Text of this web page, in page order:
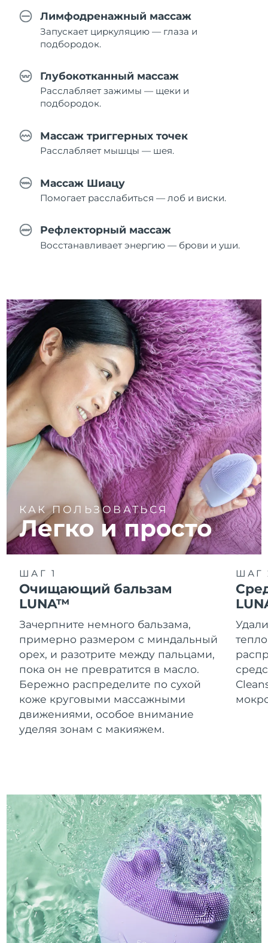
Лимфодренажный массаж
Запускает циркуляцию — глаза и
подбородок.
Глубокотканный массаж
Расслабляет зажимы — щеки и
подбородок.
Массаж триггерных точек
Расслабляет мышцы — шея.
Массаж Шиацу
Помогает расслабиться — лоб и виски.
Рефлекторный массаж
Восстанавливает энергию — брови и уши.
КАК ПОЛЬЗОВАТЬСЯ
Легко и просто
ШАГ 1
Очищающий бальзам
LUNA™
Зачерпните немного бальзама,
примерно размером с миндальный
орех, и разотрите между пальцами,
пока он не превратится в масло.
Бережно распределите по сухой
коже круговыми массажными
движениями, особое внимание
уделяя зонам с макияжем.
ШАГ